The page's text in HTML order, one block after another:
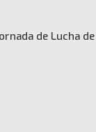
de Lucha de